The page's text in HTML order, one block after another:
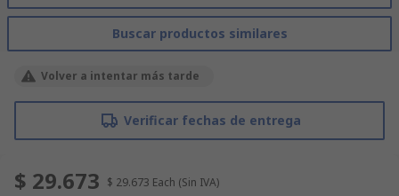
Buscar productos similares
Volver a intentar más tarde
Verificar fechas de entrega
$ 29.673 $ 29.673 Each (Sin IVA)